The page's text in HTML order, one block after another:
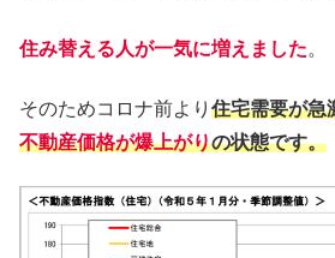
住み替える人が一気に増えました。
そのためコロナ前より 住宅需要が急
不動産価格が爆上がりの状態です。